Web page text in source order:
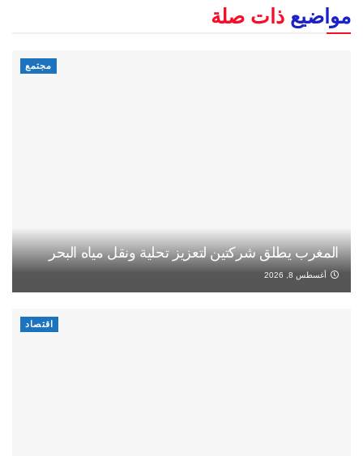
مواضيع ذات صلة
مجتمع
المغرب يطلق شركتين لتعزيز تحلية ونقل مياه البحر
أغسطس 8, 2026
اقتصاد